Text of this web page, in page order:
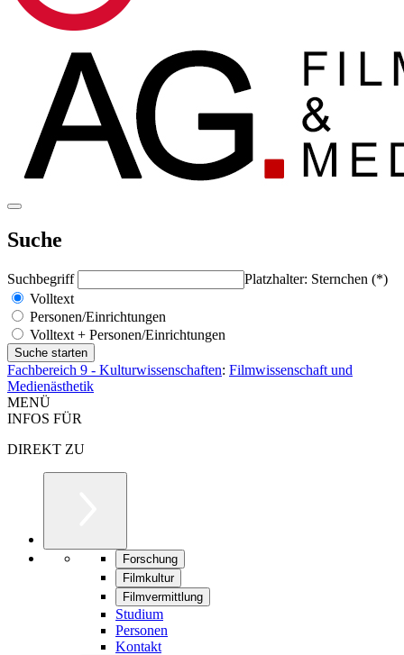
Suche
Suchbegriff
Platzhalter: Sternchen (*)
Volltext
Personen/Einrichtungen
Volltext + Personen/Einrichtungen
Fachbereich 9 - Kulturwissenschaften: Filmwissenschaft und
Medienästhetik
MENÜ
INFOS FÜR
DIREKT ZU
Forschung
Filmkultur
Filmvermittlung
Studium
Personen
Kontakt